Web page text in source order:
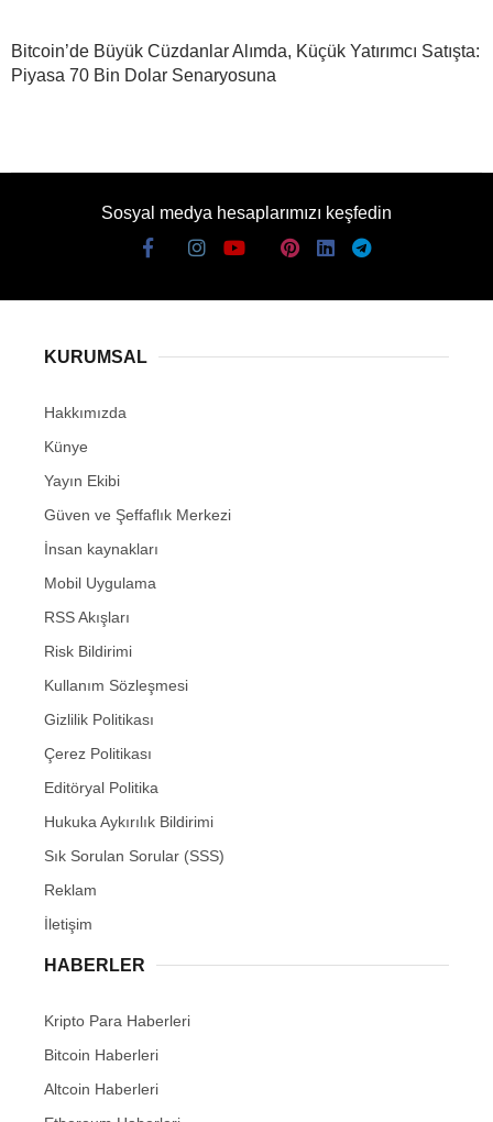
Bitcoin’de Büyük Cüzdanlar Alımda, Küçük Yatırımcı Satışta:
Piyasa 70 Bin Dolar Senaryosuna
Sosyal medya hesaplarımızı keşfedin
KURUMSAL
Hakkımızda
Künye
Yayın Ekibi
Güven ve Şeffaflık Merkezi
İnsan kaynakları
Mobil Uygulama
RSS Akışları
Risk Bildirimi
Kullanım Sözleşmesi
Gizlilik Politikası
Çerez Politikası
Editöryal Politika
Hukuka Aykırılık Bildirimi
Sık Sorulan Sorular (SSS)
Reklam
İletişim
HABERLER
Kripto Para Haberleri
Bitcoin Haberleri
Altcoin Haberleri